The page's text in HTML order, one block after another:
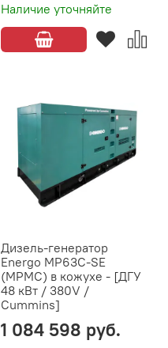
Наличие уточняйте
Дизель-генератор
Energo MP63C-SE
(MPMC) в кожухе - [ДГУ
48 кВт / 380V /
Cummins]
1 084 598 руб.